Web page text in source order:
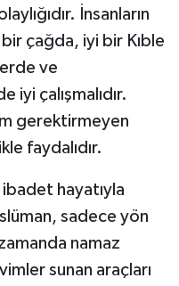
İnsanların
çağda, iyi bir Kıble
ve
iyi çalışmalıdır.
gerektirmeyen
faydalıdır.
hayatıyla
sadece yön
namaz
sunan araçları